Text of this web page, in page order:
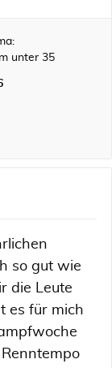
unter 35
so gut wie
die Leute
es für mich